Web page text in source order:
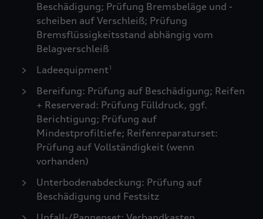
Beschädigung; Prüfung Bremsbeläge und -
scheiben auf Verschleiß; Prüfung
Bremsflüssigkeitsstand abhängig vom
Belagverschleiß
Ladeequipment1
Bereifung: Prüfung auf Beschädigung; Reifen
+ Reserverad: Prüfung Fülldruck, ggf.
Berichtigung; Prüfung auf
Mindestprofiltiefe; Reifenreparaturset:
Prüfung auf Vollständigkeit (wenn
vorhanden)
Unterbodenabdeckung: Prüfung auf
Beschädigung und Festsitz